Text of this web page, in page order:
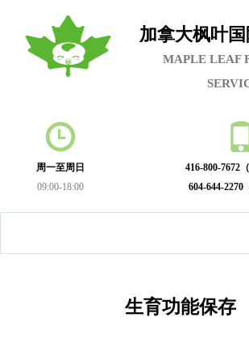
加拿大枫叶
MAPLE LEAF
周一至周日
09:00-18:00
416-800-7672
604-644-2270
生育功能保存